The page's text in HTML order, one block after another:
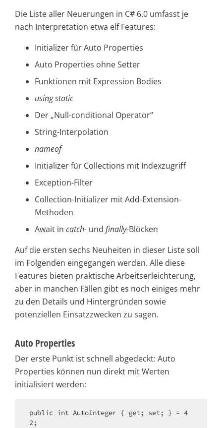
Die Liste aller Neuerungen in C# 6.0 umfasst je
nach Interpretation etwa elf Features:
Initializer für Auto Properties
Auto Properties ohne Setter
Funktionen mit Expression Bodies
using static
Der „Null-conditional Operator“
String-Interpolation
nameof
Initializer für Collections mit Indexzugriff
Exception-Filter
Collection-Initializer mit Add-Extension-
Methoden
Await in catch- und finally-Blöcken
Auf die ersten sechs Neuheiten in dieser Liste soll
im Folgenden eingegangen werden. Alle diese
Features bieten praktische Arbeitserleichterung,
aber in manchen Fällen gibt es noch einiges mehr
zu den Details und Hintergründen sowie
potenziellen Einsatzzwecken zu sagen.
Auto Properties
Der erste Punkt ist schnell abgedeckt: Auto
Properties können nun direkt mit Werten
initialisiert werden:
public int AutoInteger { get; set; } = 4
2;